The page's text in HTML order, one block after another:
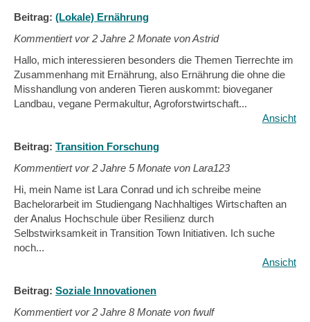
Beitrag: (Lokale) Ernährung
Kommentiert vor2 Jahre 2 Monate von Astrid
Hallo, mich interessieren besonders die Themen Tierrechte im
Zusammenhang mit Ernährung, also Ernährung die ohne die
Misshandlung von anderen Tieren auskommt: bioveganer
Landbau, vegane Permakultur, Agroforstwirtschaft...
Ansicht
Beitrag: Transition Forschung
Kommentiert vor2 Jahre 5 Monate von Lara123
Hi, mein Name ist Lara Conrad und ich schreibe meine
Bachelorarbeit im Studiengang Nachhaltiges Wirtschaften an
der Analus Hochschule über Resilienz durch
Selbstwirksamkeit in Transition Town Initiativen. Ich suche
noch...
Ansicht
Beitrag: Soziale Innovationen
Kommentiert vor2 Jahre 8 Monate von fwulf